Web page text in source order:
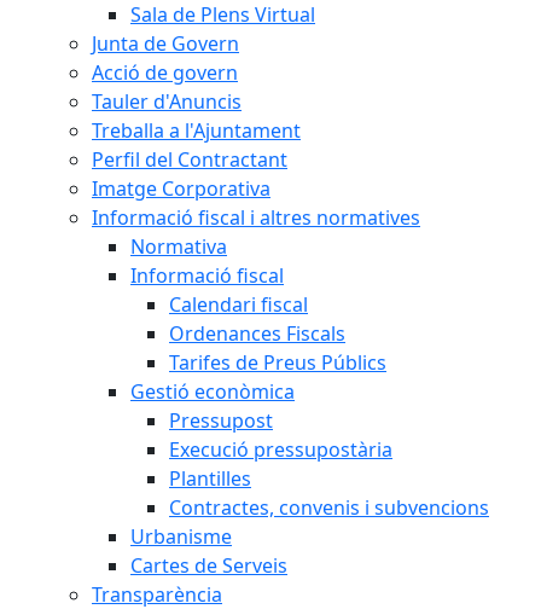
Sala de Plens Virtual
Junta de Govern
Acció de govern
Tauler d'Anuncis
Treballa a l'Ajuntament
Perfil del Contractant
Imatge Corporativa
Informació fiscal i altres normatives
Normativa
Informació fiscal
Calendari fiscal
Ordenances Fiscals
Tarifes de Preus Públics
Gestió econòmica
Pressupost
Execució pressupostària
Plantilles
Contractes, convenis i subvencions
Urbanisme
Cartes de Serveis
Transparència